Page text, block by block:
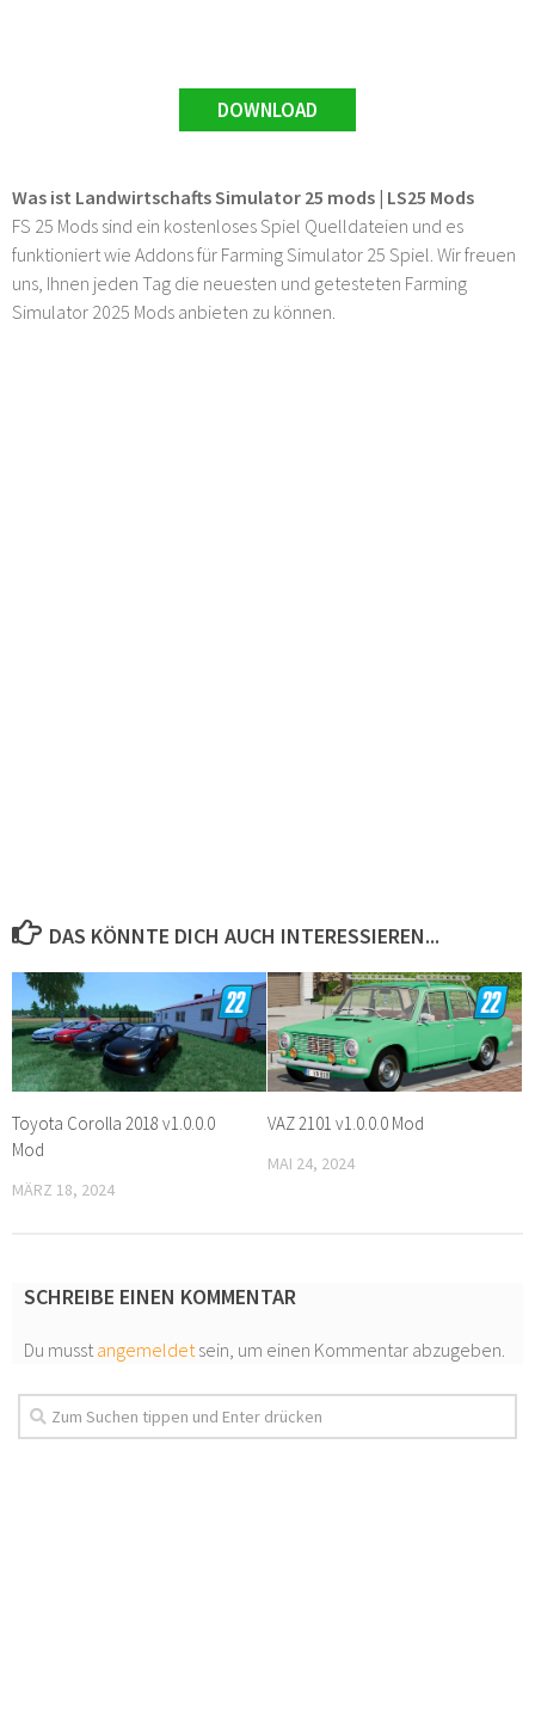
DOWNLOAD
Was ist Landwirtschafts Simulator 25 mods | LS25 Mods
FS 25 Mods sind ein kostenloses Spiel Quelldateien und es
funktioniert wie Addons für Farming Simulator 25 Spiel. Wir freuen
uns, Ihnen jeden Tag die neuesten und getesteten Farming
Simulator 2025 Mods anbieten zu können.
DAS KÖNNTE DICH AUCH INTERESSIEREN...
Toyota Corolla 2018 v1.0.0.0
Mod
MÄRZ 18, 2024
VAZ 2101 v1.0.0.0 Mod
MAI 24, 2024
SCHREIBE EINEN KOMMENTAR
Du musstangemeldetsein, um einen Kommentar abzugeben.